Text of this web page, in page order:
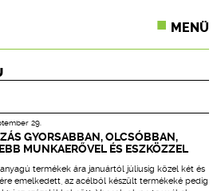
MENÜ
TERMÉKKIÍRÁS
JOG
29.
GYORSABBAN, OLCSÓBBAN,
MUNKAERŐVEL ÉS ESZKÖZZEL
termékek ára januártól júliusig közel két és
emelkedett, az acélból készült termékeké pedig